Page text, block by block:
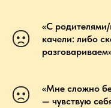
«С
качели: либо
«Мне сложно
— чувствую